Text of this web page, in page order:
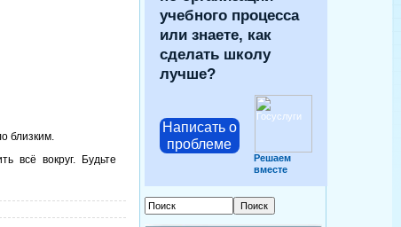
близким.
всё вокруг. Будьте
учебного процесса
или знаете, как
сделать школу
лучше?
Написать о
проблеме
Решаем
вместе